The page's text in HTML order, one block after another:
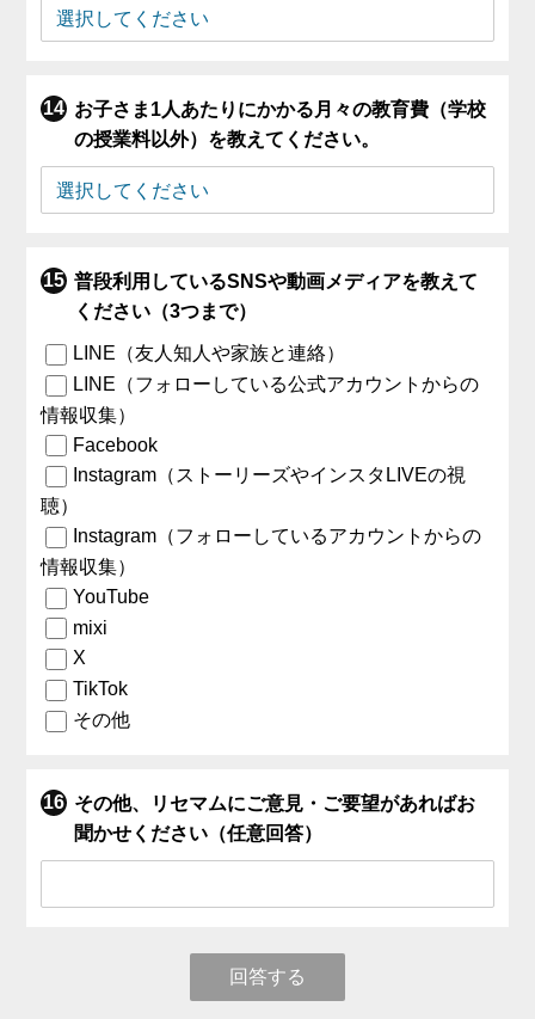
お子さま1人あたりにかかる月々の教育費（学校
の授業料以外）を教えてください。
普段利用しているSNSや動画メディアを教えて
ください（3つまで）
LINE（友人知人や家族と連絡）
LINE（フォローしている公式アカウントからの
情報収集）
Facebook
Instagram（ストーリーズやインスタLIVEの視
聴）
Instagram（フォローしているアカウントからの
情報収集）
YouTube
mixi
X
TikTok
その他
その他、リセマムにご意見・ご要望があればお
聞かせください（任意回答）
回答する